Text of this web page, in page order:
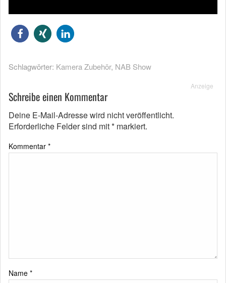
Schlagwörter: Kamera Zubehör, NAB Show
Anzeige
Schreibe einen Kommentar
Deine E-Mail-Adresse wird nicht veröffentlicht.
Erforderliche Felder sind mit* markiert.
Kommentar *
Name *